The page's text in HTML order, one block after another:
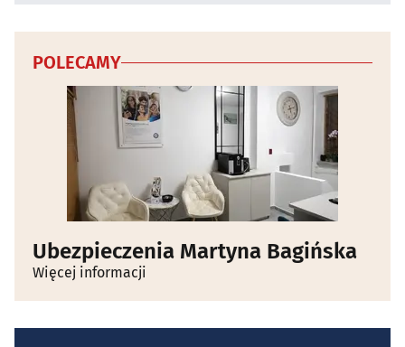
POLECAMY
Ubezpieczenia Martyna Bagińska
Więcej informacji